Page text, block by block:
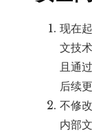
现在
文技
且通
后续
不修
内部